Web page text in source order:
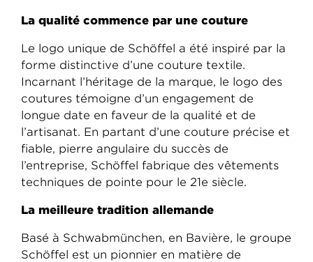
La qualité commence par une couture
Le logo unique de Schöffel a été inspiré par la
forme distinctive d’une couture textile.
Incarnant l’héritage de la marque, le logo des
coutures témoigne d’un engagement de
longue date en faveur de la qualité et de
l’artisanat. En partant d’une couture précise et
fiable, pierre angulaire du succès de
l’entreprise, Schöffel fabrique des vêtements
techniques de pointe pour le 21e siècle.
La meilleure tradition allemande
Basé à Schwabmünchen, en Bavière, le groupe
Schöffel est un pionnier en matière de